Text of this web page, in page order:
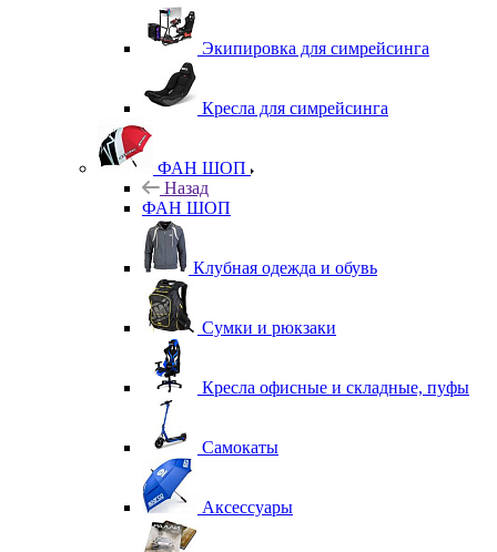
Экипировка для симрейсинга
Кресла для симрейсинга
ФАН ШОП
Назад
ФАН ШОП
Клубная одежда и обувь
Сумки и рюкзаки
Кресла офисные и складные, пуфы
Самокаты
Аксессуары